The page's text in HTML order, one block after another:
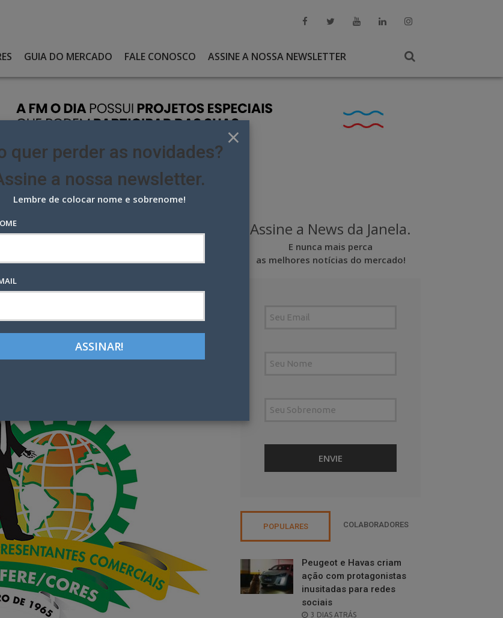
GUIA DO MERCADO FALE CONOSCO ASSINE A NOSSA NEWSLETTER
AGÊNCIA NO RIO
agência no Rio
Google+ LinkedIn Pinterest
Assine a News da Janela.
E nunca mais perca
as melhores notícias do mercado!
POPULARES COLABORADORES
Peugeot e Havas criam
ação com protagonistas
inusitadas para redes
sociais
POSTED
3 DIAS ATRÁS
×
quer perder as novidades?
a nossa newsletter.
Lembre de colocar nome e sobrenome!